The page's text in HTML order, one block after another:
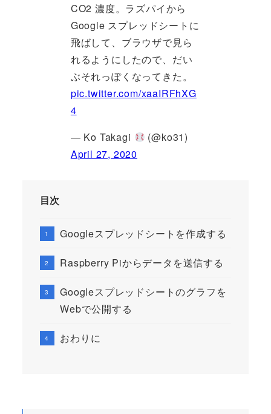
CO2 濃度。ラズパイから
Google スプレッドシートに
飛ばして、ブラウザで見ら
れるようにしたので、だい
ぶそれっぽくなってきた。
pic.twitter.com/xaaIRFhXG
4
— Ko Takagi
(@ko31)
April 27, 2020
目次
Googleスプレッドシートを作成する
Raspberry Piからデータを送信する
Googleスプレッドシートのグラフを
Webで公開する
おわりに